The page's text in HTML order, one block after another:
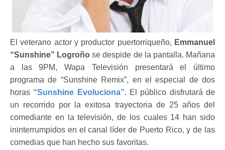
El veterano actor y productor puertorriqueño, Emmanuel
“Sunshine” Logroño se despide de la pantalla. Mañana
a las 9PM, Wapa Televisión presentará el último
programa de “Sunshine Remix”, en el especial de dos
horas “Sunshine Evoluciona”. El público disfrutará de
un recorrido por la exitosa trayectoria de 25 años del
comediante en la televisión, de los cuales 14 han sido
ininterrumpidos en el canal líder de Puerto Rico, y de las
comedias que han hecho sus favoritas.